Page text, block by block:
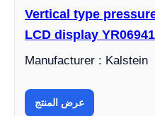
Vertical type
LCD display
Manufacturer : Kalstein
عرض المنتج